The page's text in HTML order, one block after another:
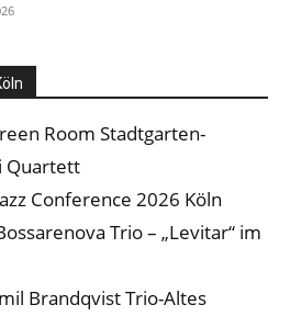
Room Stadtgarten-
Quartett
Conference 2026 Köln
Trio – „Levitar“ im
Brandqvist Trio-Altes